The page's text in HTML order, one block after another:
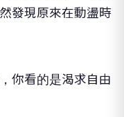
發現原來在動盪時
看的是渴求自由